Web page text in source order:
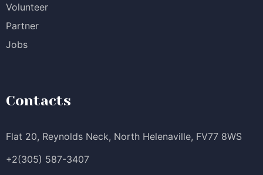
Volunteer
Partner
Jobs
Contacts
Flat 20, Reynolds Neck, North Helenaville, FV77 8WS
+2(305) 587-3407